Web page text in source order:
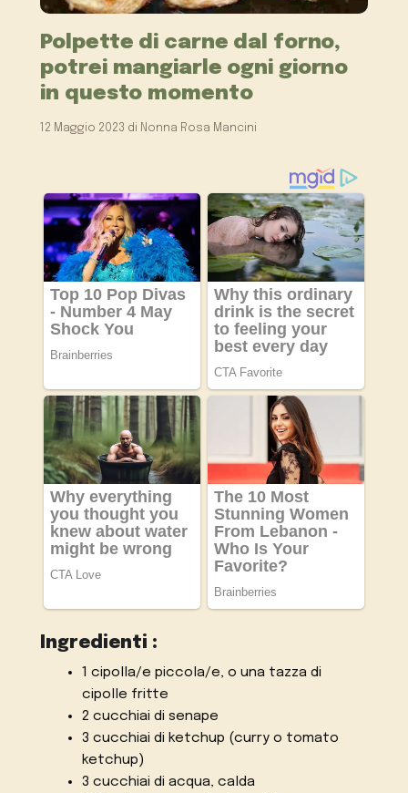
Polpette di carne dal forno,
potrei mangiarle ogni giorno
in questo momento
12 Maggio 2023 di Nonna Rosa Mancini
Ingredienti :
1 cipolla/e piccola/e, o una tazza di
cipolle fritte
2 cucchiai di senape
3 cucchiai di ketchup (curry o tomato
ketchup)
3 cucchiai di acqua, calda